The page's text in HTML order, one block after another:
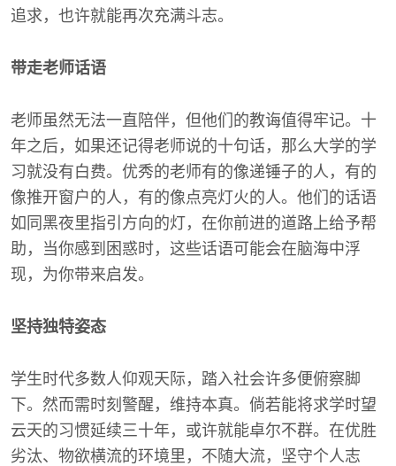
追求，也许就能再次充满斗志。
带走老师话语
老师虽然无法一直陪伴，但他们的教诲值得牢记。十
年之后，如果还记得老师说的十句话，那么大学的学
习就没有白费。优秀的老师有的像递锤子的人，有的
像推开窗户的人，有的像点亮灯火的人。他们的话语
如同黑夜里指引方向的灯，在你前进的道路上给予帮
助，当你感到困惑时，这些话语可能会在脑海中浮
现，为你带来启发。
坚持独特姿态
学生时代多数人仰观天际，踏入社会许多便俯察脚
下。然而需时刻警醒，维持本真。倘若能将求学时望
云天的习惯延续三十年，或许就能卓尔不群。在优胜
劣汰、物欲横流的环境里，不随大流，坚守个人志